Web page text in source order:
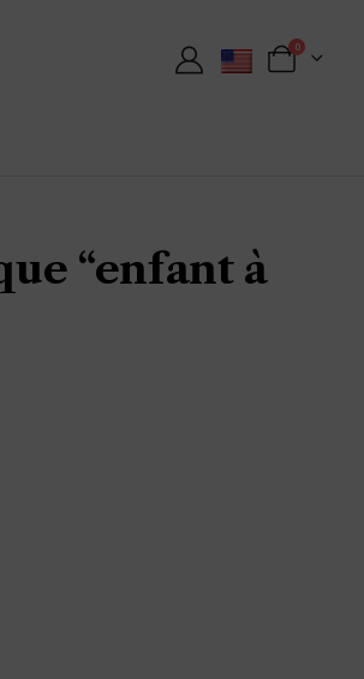
0
“enfant à